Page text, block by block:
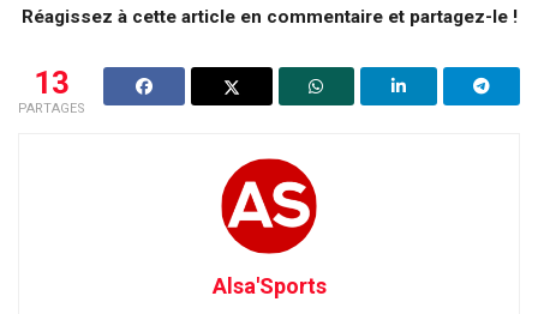
Réagissez à cette article en commentaire et partagez-le !
13
PARTAGES
Alsa'Sports